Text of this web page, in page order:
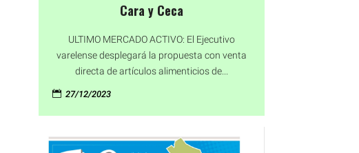
Cara y Ceca
ULTIMO MERCADO ACTIVO: El Ejecutivo
varelense desplegará la propuesta con venta
directa de artículos alimenticios de...
27/12/2023